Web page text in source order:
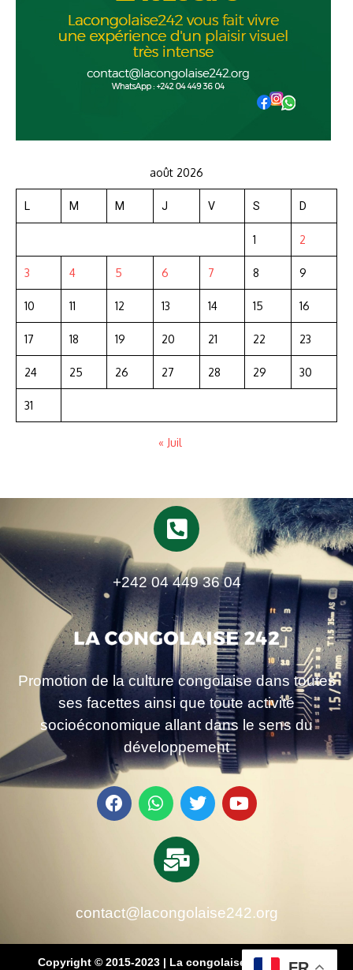
août 2026
L M M J V S D
1 2
3 4 5 6 7 8 9
10 11 12 13 14 15 16
17 18 19 20 21 22 23
24 25 26 27 28 29 30
31
« Juil
+242 04 449 36 04
Promotion de la culture congolaise dans toutes
ses facettes ainsi que toute activité
socioéconomique allant dans le sens du
développement
contact@lacongolaise242.org
Copyright © 2015-2023 | La congolaise 242 – média